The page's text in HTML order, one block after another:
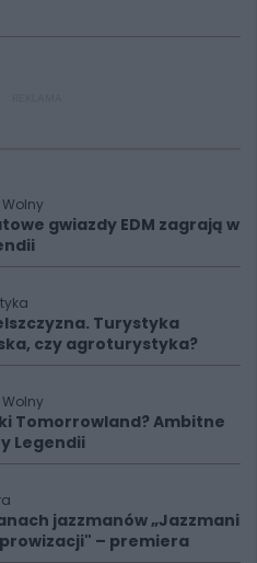
gwiazdy EDM zagrają w
Turystyka
czy agroturystyka?
Tomorrowland? Ambitne
Legendii
jazzmanów „Jazzmani
– premiera